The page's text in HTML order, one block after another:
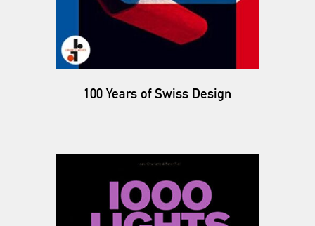
100 Years of Swiss Design